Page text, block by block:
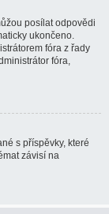
posílat odpovědi
ukončeno.
fóra z řady
fóra,
s příspěvky, které
závisí na